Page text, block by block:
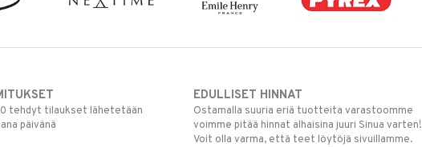
tehdyt tilaukset lähetetään
päivänä
EDULLISET HINNAT
Ostamalla suuria eriä tuotteita varastoomme
voimme pitää hinnat alhaisina juuri Sinua varten!
Voit olla varma, että teet löytöjä sivuillamme.